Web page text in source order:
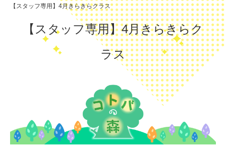
【スタッフ専用】4月きらきらクラス
【スタッフ専用】4月きらきらク
ラス